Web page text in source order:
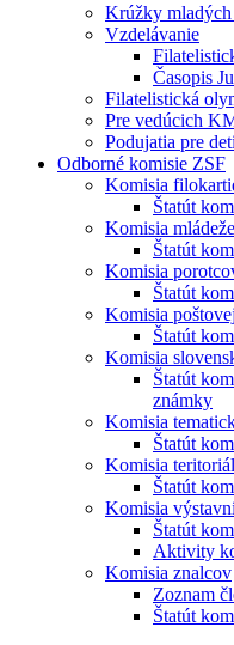
Krúžky
Vzdelávanie
Časopis
Filatelistická
Pre vedúcich
Podujatia pre
Odborné komisie ZSF
Komisia
Štatút
Komisia mládeže
Štatút
Komisia
Štatút
Komisia
Štatút
Komisia
Štatút
známky
Komisia
Štatút
Komisia
Štatút
Komisia
Štatút
Aktivity
Komisia znalcov
Zoznam
Štatút